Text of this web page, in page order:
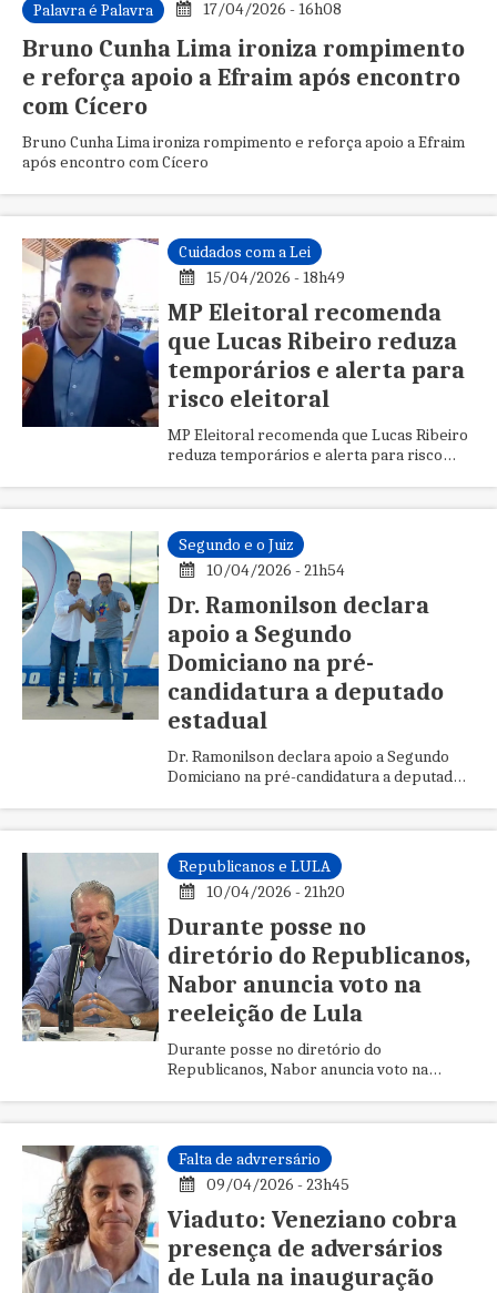
Palavra é Palavra 17/04/2026 - 16h08
Bruno Cunha Lima ironiza rompimento
e reforça apoio a Efraim após encontro
com Cícero
Bruno Cunha Lima ironiza rompimento e reforça apoio a Efraim
após encontro com Cícero
Cuidados com a Lei
15/04/2026 - 18h49
MP Eleitoral recomenda
que Lucas Ribeiro reduza
temporários e alerta para
risco eleitoral
MP Eleitoral recomenda que Lucas Ribeiro
reduza temporários e alerta para risco
Segundo e o Juiz
10/04/2026 - 21h54
Dr. Ramonilson declara
apoio a Segundo
Domiciano na pré-
candidatura a deputado
estadual
Dr. Ramonilson declara apoio a Segundo
Domiciano na pré-candidatura a deputado
Republicanos e LULA
10/04/2026 - 21h20
Durante posse no
diretório do Republicanos,
Nabor anuncia voto na
reeleição de Lula
Durante posse no diretório do
Republicanos, Nabor anuncia voto na
Falta de advrersário
09/04/2026 - 23h45
Viaduto: Veneziano cobra
presença de adversários
de Lula na inauguração